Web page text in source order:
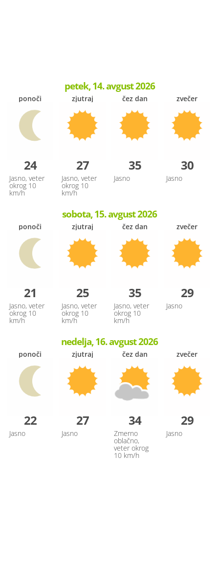
petek, 14. avgust 2026
ponoči
24
Jasno, veter
okrog 10
km/h
zjutraj
27
Jasno, veter
okrog 10
km/h
čez dan
35
Jasno
zvečer
30
Jasno
sobota, 15. avgust 2026
ponoči
21
Jasno, veter
okrog 10
km/h
zjutraj
25
Jasno, veter
okrog 10
km/h
čez dan
35
Jasno, veter
okrog 10
km/h
zvečer
29
Jasno
nedelja, 16. avgust 2026
ponoči
22
Jasno
zjutraj
27
Jasno
čez dan
34
Zmerno
oblačno,
veter okrog
10 km/h
zvečer
29
Jasno